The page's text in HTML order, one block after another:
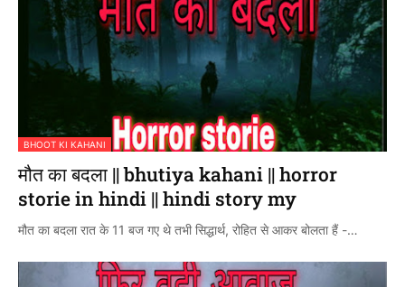
BHOOT KI KAHANI
मौत का बदला || bhutiya kahani || horror
storie in hindi || hindi story my
मौत का बदला रात के 11 बज गए थे तभी सिद्धार्थ, रोहित से आकर बोलता हैं -…